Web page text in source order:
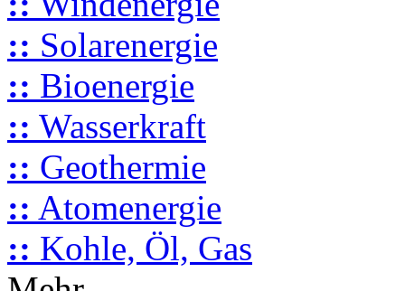
:: Solarenergie
:: Bioenergie
:: Wasserkraft
:: Geothermie
:: Atomenergie
:: Kohle, Öl, Gas